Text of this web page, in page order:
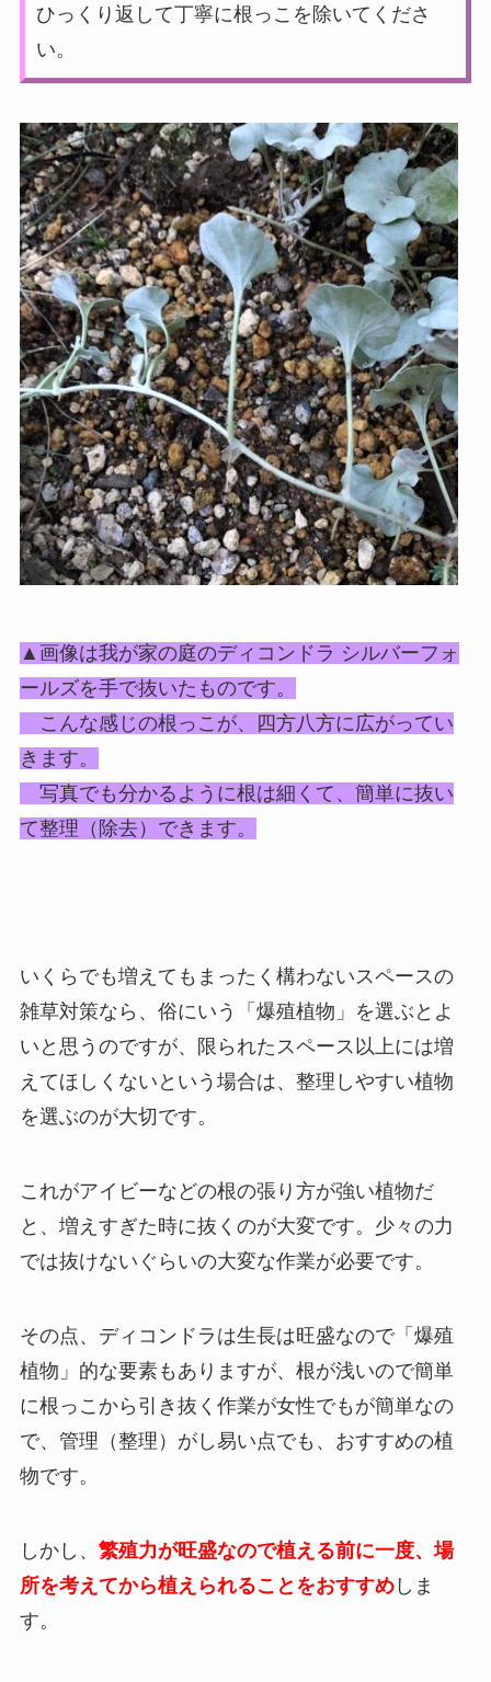
ひっくり返して丁寧に根っこを除いてくださ
い。
▲画像は我が家の庭のディコンドラ シルバーフォ
ールズを手で抜いたものです。
こんな感じの根っこが、四方八方に広がってい
きます。
写真でも分かるように根は細くて、簡単に抜い
て整理（除去）できます。
いくらでも増えてもまったく構わないスペースの
雑草対策なら、俗にいう「爆殖植物」を選ぶとよ
いと思うのですが、限られたスペース以上には増
えてほしくないという場合は、整理しやすい植物
を選ぶのが大切です。
これがアイビーなどの根の張り方が強い植物だ
と、増えすぎた時に抜くのが大変です。少々の力
では抜けないぐらいの大変な作業が必要です。
その点、ディコンドラは生長は旺盛なので「爆殖
植物」的な要素もありますが、根が浅いので簡単
に根っこから引き抜く作業が女性でもが簡単なの
で、管理（整理）がし易い点でも、おすすめの植
物です。
しかし、 繁殖力が旺盛なので植える前に一度、場
所を考えてから植えられることをおすすめしま
す。